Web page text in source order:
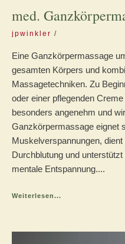
med.
jpwinkler
Eine Ganzkörpermassage
gesamten Körpers und
Massagetechniken. Zu
oder einer pflegenden
besonders angenehm und
Ganzkörpermassage eignet
Muskelverspannungen,
Durchblutung und
mentale Entspannung....
Weiterlesen...